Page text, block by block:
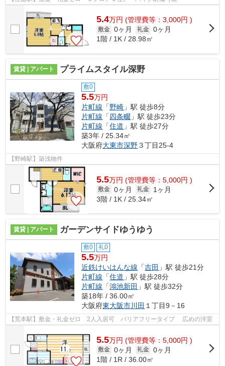
5.4万円 (管理費等：3,000円 )
敷金 0ヶ月 礼金 0ヶ月
1階 / 1K / 28.98㎡
賃貸 | アパート プライムスタイル深野
敷0
5.5万円
片町線 「野崎 」駅 徒歩8分
片町線 「四条畷 」駅 徒歩23分
片町線 「住道 」駅 徒歩27分
築3年 / 25.34㎡
大阪府大東市深野３丁目25-4
【野崎駅】築浅物件
5.5万円 (管理費等：5,000円 )
敷金 0ヶ月 礼金
1ヶ月
3階 / 1K / 25.34㎡
賃貸 | アパート ガーデンサイドゆうゆう
敷0 礼0
5.5万円
近鉄けいはんな線 「吉田 」駅 徒歩21分
片町線 「住道 」駅 徒歩28分
片町線 「鴻池新田 」駅 徒歩32分
築18年 / 36.00㎡
大阪府東大阪市川田 １丁目9－16
【荒本駅】敷金・礼金ゼロ 2人入居可 バリアフリータイプ 広めの洋室
5.5万円 (管理費等：5,000円 )
敷金 0ヶ月 礼金 0ヶ月
1階 / 1R / 36.00㎡